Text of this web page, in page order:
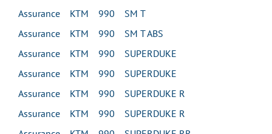
Assurance KTM 990 SM T
Assurance KTM 990 SM T ABS
Assurance KTM 990 SUPERDUKE
Assurance KTM 990 SUPERDUKE
Assurance KTM 990 SUPERDUKE R
Assurance KTM 990 SUPERDUKE R